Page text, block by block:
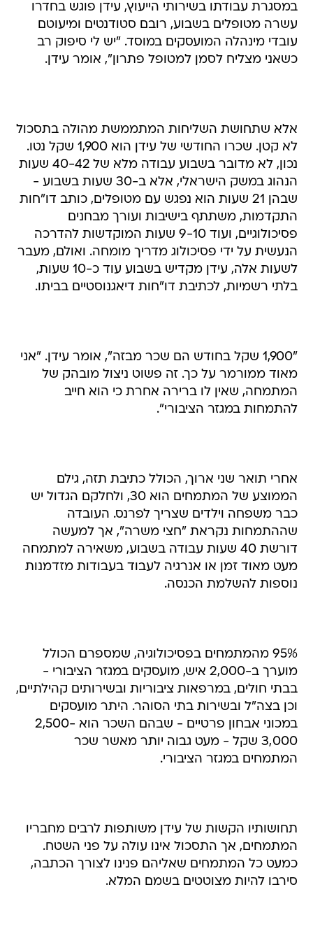
במסגרת עבודתו בשירותי הייעוץ, עידן פוגש בחדרו
עשרה מטופלים בשבוע, רובם סטודנטים ומיעוטם
עובדי מינהלה המועסקים במוסד. "יש לי סיפוק רב
כשאני מצליח לסמן למטופל פתרון", אומר עידן.
אלא שתחושת השליחות המתממשת מהולה בתסכול
לא קטן. שכרו החודשי של עידן הוא 1,900 שקל נטו.
נכון, לא מדובר בשבוע עבודה מלא של 40-42 שעות
הנהוג במשק הישראלי, אלא ב-30 שעות בשבוע -
שבהן 21 שעות הוא נפגש עם מטופלים, כותב דו"חות
התקדמות, משתתף בישיבות ועורך מבחנים
פסיכולוגיים, ועוד 9-10 שעות המוקדשות להדרכה
הנעשית על ידי פסיכולוג מדריך מומחה. ואולם, מעבר
לשעות אלה, עידן מקדיש בשבוע עוד כ-10 שעות,
בלתי רשמיות, לכתיבת דו"חות דיאגנוסטיים בביתו.
"1,900 שקל בחודש הם שכר מבזה", אומר עידן. "אני
מאוד ממורמר על כך. זה פשוט ניצול מובהק של
המתמחה, שאין לו ברירה אחרת כי הוא חייב
להתמחות במגזר הציבורי".
אחרי תואר שני ארוך, הכולל כתיבת תזה, גילם
הממוצע של המתמחים הוא 30, ולחלקם הגדול יש
כבר משפחה וילדים שצריך לפרנס. העובדה
שההתמחות נקראת "חצי משרה", אך למעשה
דורשת 40 שעות עבודה בשבוע, משאירה למתמחה
מעט מאוד זמן או אנרגיה לעבוד בעבודות מזדמנות
נוספות להשלמת הכנסה.
95% מהמתמחים בפסיכולוגיה, שמספרם הכולל
מוערך ב-2,000 איש, מועסקים במגזר הציבורי -
בבתי חולים, במרפאות ציבוריות ובשירותים קהילתיים,
וכן בצה"ל ובשירות בתי הסוהר. היתר מועסקים
במכוני אבחון פרטיים - שבהם השכר הוא 2,500-
3,000 שקל - מעט גבוה יותר מאשר שכר
המתמחים במגזר הציבורי.
תחושותיו הקשות של עידן משותפות לרבים מחבריו
המתמחים, אך התסכול אינו עולה על פני השטח.
כמעט כל המתמחים שאליהם פנינו לצורך הכתבה,
סירבו להיות מצוטטים בשמם המלא.